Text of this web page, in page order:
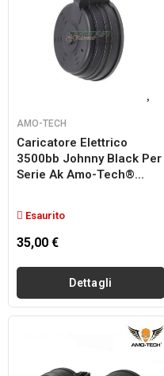
AMO-TECH
Caricatore Elettrico
3500bb Johnny Black Per
Serie Ak Amo-Tech®...
Esaurito
35,00 €
Dettagli